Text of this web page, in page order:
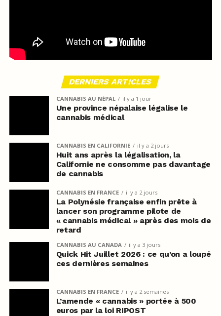
DERNIERS ARTICLES
CANNABIS AU NÉPAL il y a 1 jour
Une province népalaise légalise le
cannabis médical
CANNABIS EN CALIFORNIE il y a 2 jours
Huit ans après la légalisation, la
Californie ne consomme pas davantage
de cannabis
CANNABIS EN FRANCE il y a 2 jours
La Polynésie française enfin prête à
lancer son programme pilote de
« cannabis médical » après des mois de
retard
CANNABIS AU CANADA il y a 3 jours
Quick Hit Juillet 2026 : ce qu’on a loupé
ces dernières semaines
CANNABIS EN FRANCE il y a 2 semaines
L’amende « cannabis » portée à 500
euros par la loi RIPOST